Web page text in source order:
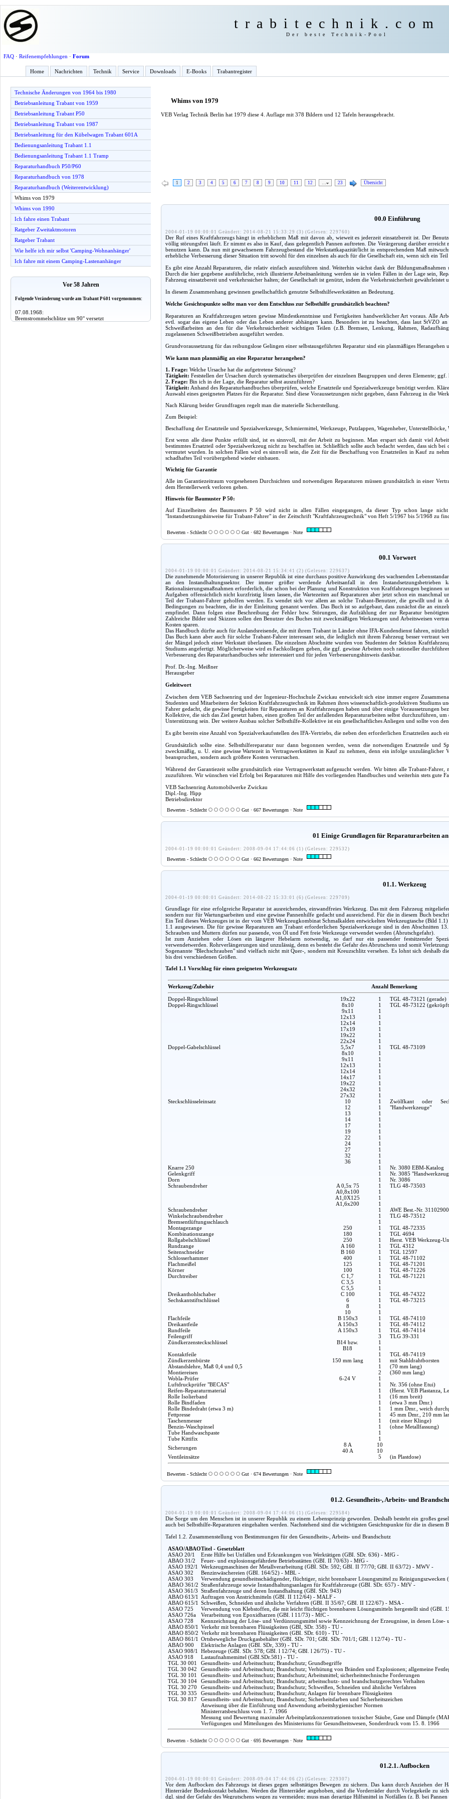
trabitechnik.com
Der beste Technik-Pool
FAQ· Reifenempfehlungen · Forum
Home Nachrichten Technik Service Downloads E-Books Trabantregister
Technische Änderungen von 1964 bis 1980
Betriebsanleitung Trabant von 1959
Betriebsanleitung Trabant P50
Betriebsanleitung Trabant von 1987
Betriebsanleitung für den Kübelwagen Trabant 601A
Bedienungsanleitung Trabant 1.1
Bedienungsanleitung Trabant 1.1 Tramp
Reparaturhandbuch P50/P60
Reparaturhandbuch von 1978
Reparaturhandbuch (Weiterentwicklung)
Whims von 1979
Whims von 1990
Ich fahre einen Trabant
Ratgeber Zweitaktmotoren
Ratgeber Trabant
Wie helfe ich mir selbst 'Camping-Wohnanhänger'
Ich fahre mit einem Camping-Lastenanhänger
Vor 58 Jahren
Folgende Veränderung wurde am Trabant P 601 vorgenommen:
07.08.1968:
Bremstrommelschlitze um 90° versetzt
Whims von 1979
VEB Verlag Technik Berlin hat 1979 diese 4. Auflage mit 378 Bildern und 12 Tafeln herausgebracht.
1 2 3 4 5 6 7 8 9 10 11 12 … 23 Übersicht
00.0 Einführung
2004-01-19 00:00:01 Geändert: 2014-08-21 15:33:29 (3) (Gelesen: 229760)
Der Ruf eines Kraftfahrzeugs hängt in erheblichem Maß mit davon ab, wieweit es jederzeit einsatzbereit ist. Der
völlig störungsfrei läuft. Er nimmt es also in Kauf, dass gelegentlich Pannen auftreten. Die Verärgerung darüber
benutzen kann. Da nun mit gewachsenem Fahrzeugbestand die Werkstattkapazität/licht in entsprechendem Maß
erhebliche Verbesserung dieser Situation tritt sowohl für den einzelnen als auch für die Gesellschaft ein, wenn sich ein Teil
Es gibt eine Anzahl Reparaturen, die relativ einfach auszuführen sind. Weiterhin wächst dank der
Durch die hier gegebene ausführliche, reich illustrierte Arbeitsanleitung werden sie in vielen Fällen in der Lage sein,
Fahrzeug einsatzbereit und verkehrssicher halten; der Gesellschaft ist genützt, indem die Verkehrssicherheit gewährleistet
In diesem Zusammenhang gewinnen gesellschaftlich genutzte Selbsthilfewerkstätten an Bedeutung.
Welche Gesichtspunkte sollte man vor dem Entschluss zur Selbsthilfe grundsätzlich beachten?
Reparaturen an Kraftfahrzeugen setzen gewisse Mindestkenntnisse und Fertigkeiten handwerklicher Art voraus. Alle
evtl. sogar das eigene Leben oder das Leben anderer abhängen kann. Besonders ist zu beachten, dass laut StVZO
Schweißarbeiten an den für die Verkehrssicherheit wichtigen Teilen (z.B. Bremsen, Lenkung, Rahmen,
zugelassenen Schweißbetrieben ausgeführt werden.
Grundvoraussetzung für das reibungslose Gelingen einer selbstausgeführten Reparatur sind ein planmäßiges
Wie kann man planmäßig an eine Reparatur herangehen?
1. Frage: Welche Ursache hat die aufgetretene Störung?
Tätigkeit: Feststellen der Ursachen durch systematisches überprüfen der einzelnen Baugruppen und deren Elemente; ggf.
2. Frage: Bin ich in der Lage, die Reparatur selbst auszuführen?
Tätigkeit: Anhand des Reparaturhandbuches überprüfen, welche Ersatzteile und Spezialwerkzeuge benötigt werden.
Auswahl eines geeigneten Platzes für die Reparatur. Sind diese Voraussetzungen nicht gegeben, dann Fahrzeug in die
Nach Klärung beider Grundfragen regelt man die materielle Sicherstellung.
Zum Beispiel:
Beschaffung der Ersatzteile und Spezialwerkzeuge, Schmiermittel, Werkzeuge, Putzlappen, Wagenheber,
Erst wenn alle diese Punkte erfüllt sind, ist es sinnvoll, mit der Arbeit zu beginnen. Man erspart sich damit viel
bestimmtes Ersatzteil oder Spezialwerkzeug nicht zu beschaffen ist. Schließlich sollte auch bedacht werden, dass sich
vermutet wurden. In solchen Fällen wird es sinnvoll sein, die Zeit für die Beschaffung von Ersatzteilen in Kauf zu
schadhaftes Teil vorübergehend wieder einbauen.
Wichtig für Garantie
Alle im Garantiezeitraum vorgesehenen Durchsichten und notwendigen Reparaturen müssen grundsätzlich in einer
dem Herstellerwerk verloren gehen.
Hinweis für Baumuster P 50:
Auf Einzelheiten des Baumusters P 50 wird nicht in allen Fällen eingegangen, da dieser Typ schon lange
"Instandsetzungshinweise für Trabant-Fahrer" in der Zeitschrift "Kraftfahrzeugtechnik" von Heft 5/1967 bis 5/1968 zu
Bewerten - Schlecht Gut · 682 Bewertungen · Note
00.1 Vorwort
2004-01-19 00:00:01 Geändert: 2014-08-21 15:34:41 (2) (Gelesen: 229637)
Die zunehmende Motorisierung in unserer Republik ist eine durchaus positive Auswirkung des wachsenden
an den Instandhaltungssektor. Der immer größer werdende Arbeitsanfall in den
Rationalisierungsmaßnahmen erforderlich, die schon bei der Planung und Konstruktion von Kraftfahrzeugen beginnen
Aufgaben offensichtlich nicht kurzfristig lösen lassen, die Wartezeiten auf Reparaturen aber jetzt schon ein manchmal
Teil der Trabant-Fahrer geholfen werden. Es wendet sich vor allem an solche Trabant-Benutzer, die gewillt und in
Bedingungen zu beachten, die in der Einleitung genannt werden. Das Buch ist so aufgebaut, dass zunächst die an
empfindet. Dann folgen eine Beschreibung der Fehler bzw. Störungen, die Aufzählung der zur Reparatur
Zahlreiche Bilder und Skizzen sollen den Benutzer des Buches mit zweckmäßigen Werkzeugen und Arbeitsweisen
Kosten sparen.
Das Handbuch dürfte auch für Auslandsreisende, die mit ihrem Trabant in Länder ohne IFA-Kundendienst fahren, nützlich
Das Buch kann aber auch für solche Trabant-Fahrer interessant sein, die lediglich mit ihrem Fahrzeug besser vertraut
der Mängel jedoch einer Werkstatt überlassen. Die einzelnen Abschnitte wurden von Studenten der Sektion
Studiums angefertigt. Möglicherweise wird es Fachkollegen geben, die ggf. gewisse Arbeiten noch rationeller
Verbesserung des Reparaturhandbuches sehr interessiert und für jeden Verbesserungshinweis dankbar.
Prof. Dr.-Ing. Meißner
Herausgeber
Geleitwort
Zwischen dem VEB Sachsenring und der Ingenieur-Hochschule Zwickau entwickelt sich eine immer engere
Studenten und Mitarbeitern der Sektion Kraftfahrzeugtechnik im Rahmen ihres wissenschaftlich-produktiven Studiums
Fahrer gedacht, die gewisse Fertigkeiten für Reparaturen an Kraftfahrzeugen haben und über einige Voraussetzungen
Kollektive, die sich das Ziel gesetzt haben, einen großen Teil der anfallenden Reparaturarbeiten selbst durchzuführen,
Unterstützung sein. Der weitere Ausbau solcher Selbsthilfe-Kollektive ist ein gesellschaftliches Anliegen und sollte von
Es gibt bereits eine Anzahl von Spezialverkaufsstellen des IFA-Vertriebs, die neben den erforderlichen Ersatzteilen auch
Grundsätzlich sollte eine. Selbsthilfereparatur nur dann begonnen werden, wenn die notwendigen Ersatzteile und
zweckmäßig, u. U. eine gewisse Wartezeit in Vertragswerkstätten in Kauf zu nehmen, denn ein infolge
beanspruchen, sondern auch größere Kosten verursachen.
Während der Garantiezeit sollte grundsätzlich eine Vertragswerkstatt aufgesucht werden. Wir bitten alle Trabant-
zuzuführen. Wir wünschen viel Erfolg bei Reparaturen mit Hilfe des vorliegenden Handbuches und weiterhin stets gute
VEB Sachsenring Automobilwerke Zwickau
Dipl.-Ing. Hipp
Betriebsdirektor
Bewerten - Schlecht Gut · 667 Bewertungen · Note
01 Einige Grundlagen für Reparaturarbeiten
2004-01-19 00:00:01 Geändert: 2008-09-04 17:44:06 (1) (Gelesen: 229532)
Bewerten - Schlecht Gut · 662 Bewertungen · Note
01.1. Werkzeug
2004-01-19 00:00:01 Geändert: 2014-08-22 15:33:01 (6) (Gelesen: 229709)
Grundlage für eine erfolgreiche Reparatur ist ausreichendes, einwandfreies Werkzeug. Das mit dem Fahrzeug
sondern nur für Wartungsarbeiten und eine gewisse Pannenhilfe gedacht und ausreichend. Für die in diesem Buch
Ein Teil dieses Werkzeuges ist in der vom VEB Werkzeugkombinat Schmalkalden entwickelten Werkzeugtasche (Bild
1.1 ausgewiesen. Die für gewisse Reparaturen am Trabant erforderlichen Spezialwerkzeuge sind in den Abschnitten
Schrauben und Muttern dürfen nur passende, von Öl und Fett freie Werkzeuge verwendet werden (Abrutschgefahr).
Ist zum Anziehen oder Lösen ein längerer Hebelarm notwendig, so darf nur ein passender festsitzender
verwendetwerden. Rohrverlängerungen sind unzulässig, denn es besteht die Gefahr des Abrutschens und somit
Sogenannte "Blechschrauben" sind vielfach nicht mit Quer-, sondern mit Kreuzschlitz versehen. Es lohnt sich deshalb
bis drei verschiedenen Größen.
Tafel 1.1 Vorschlag für einen geeigneten Werkzeugsatz
Werkzeug/Zubehör Anzahl Bemerkung
Doppel-Ringschlüssel 19x22 1
TGL 48-73121 (gerade)
Doppel-Ringschlüssel
8x10
9x11
12x13
12x14
17x19
19x22
22x24
1
1
1
1
1
1
1
TGL 48-73122
Doppel-Gabelschlüssel
5,5x7
8x10
9x11
12x13
12x14
14x17
19x22
24x32
27x32
1
1
1
1
1
1
1
1
1
TGL 48-73109
Steckschlüsseleinsatz
10
12
13
14
17
19
22
24
27
32
36
1
1
1
1
1
1
1
1
1
1
1
Zwölfkant oder
"Handwerkzeuge"
Knarre 250 1
Nr. 3080 EBM-Katalog
Gelenkgriff
1
Nr. 3085
Dorn
1
Nr. 3086
Schraubendreher
A 0,5x 75
A0,8x100
A1,0X125
A1,6x200
1
1
1
1
TLG 48-73503
Schraubendreher 1
AWE Best.-Nr.
Winkelschraubendreher
1
TLG 48-73512
Bremsentlüftungsschlauch
1
Montagezange
250 1
TGL 48-72335
Kombinationszange
180 1
TGL 4694
Rollgabelschlüssel
250 1
Herst. VEB Werkzeug-
Rundzange
A 160 1
TGL 4312
Seitenschneider
B 160 1
TGL 12597
Schlosserhammer
400 1
TGL 48-71102
Flachmeißel
125 1
TGL 48-71201
Körner
100 1
TGL 48-71226
Durchtreiber
C 1,7
C 3,5
C 5,5
1
1
1
TGL 48-71221
Dreikanthohlschaber C 100 1
TGL 48-74322
Sechskantstiftschlüssel
6
8
10
1
1
1
TGL 48-73215
Flachfeile B 150x3 1
TGL 48-74110
Dreikantfeile
A 150x3 1
TGL 48-74112
Rundfeile
A 150x3 1
TGL 48-74114
Feilengriff
3
TLG 39-331
Zündkerzensteckschlüssel
B14 bzw.
B18
1
1
Kontaktfeile
1
TGL 48-74119
Zündkerzenbürste
150 mm lang 1
mit Stahldrahtborsten
Abstandslehre, Maß 0,4 und 0,5
1
(70 mm lang)
Montiereisen
2
(360 mm lang)
Wobla-Prüfer
6-24 V
1
Luftdruckprüfer "BECAS"
1
Nr. 356 (ohne Etui)
Reifen-Reparaturmaterial
1
(Herst. VEB Plastanza,
Rolle Isolierband
1
(16 mm breit)
Rolle Bindfaden
1
(etwa 3 mm Dmr.)
Rolle Bindedraht (etwa 3 m)
1
1 mm Dmr., weich
Fettpresse
1
45 mm Dmr., 210 mm
Taschenmesser
1
(mit einer Klinge)
Benzin-Waschpinsel
1
(ohne Metallfassung)
Tube Handwaschpaste
1
Tube Kittifix
1
Sicherungen
8 A
40 A
10
10
Ventileinsätze
5 (in Plastdose)
Bewerten - Schlecht Gut · 674 Bewertungen · Note
01.2. Gesundheits-, Arbeits- und
2004-01-19 00:00:01 Geändert: 2008-09-04 17:44:06 (1) (Gelesen: 229584)
Die Sorge um den Menschen ist in unserer Republik zu einem Lebensprinzip geworden. Deshalb besteht ein großes
auch bei Selbsthilfe-Reparaturen eingehalten werden. Nachstehend sind die wichtigsten Gesichtspunkte für die in diesem
Tafel 1.2. Zusammenstellung von Bestimmungen für den Gesundheits-, Arbeits- und Brandschutz
ASAO/ABAOTitel - Gesetzblatt
ASAO 20/1
Erste Hilfe bei Unfällen und Erkrankungen von Werktätigen (GBI. SDr. 636) - MfG -
ABAO 31/2
Feuer- und explosionsgefährdete Betriebsstätten (GBI. II 70/63) - MfG -
ASAO 192/1
Werkzeugmaschinen der Metallverarbeitung (GBI. SDr. 592; GBI. II 77/70; GBI. II 63/72) - MWV -
ASAO 302
Benzinwäschereien (GBI. 164/52) - MBL -
ASAO 303
Verwendung gesundheitsschädigender, flüchtiger, nicht brennbarer Lösungsmittel zu
ABAO 361/2 Straßenfahrzeuge sowie Instandhaltungsanlagen für Kraftfahrzeuge (GBI. SDr. 657) - MfV -
ASAO 361/3 Straßenfahrzeuge und deren Instandhaltung (GBI. SDr. 943)
ABAO 613/1
Auftragen von Anstrichmitteln (GBI. II 112/64) - MALF -
ABAO 615/1 Schweißen, Schneiden und ähnliche Verfahren (GBI. II 35/67; GBI. II 122/67) - MSA -
ASAO 725
Verwendung von Klebstoffen, die mit leicht flüchtigen brennbaren Lösungsmitteln hergestellt sind (GBI.
ASAO 726a
Verarbeitung von Epoxidharzen (GBI. l 11/73) - MfC -
ASAO 728
Kennzeichnung der Löse- und Verdünnungsmittel sowie Kennzeichnung der Erzeugnisse, in denen
ABAO 850/1 Verkehr mit brennbaren Flüssigkeiten (GBI, SDr. 358) - TU -
ABAO 850/2 Verkehr mit brennbaren Flüssigkeiten (GBI. SDr. 610) - TU -
ABAO 861/1 Ortsbewegliche Druckgasbehälter (GBI. SDr. 701; GBI. SDr. 701/1; GBI. l 12/74) - TU -
ABAO 900
Elektrische Anlagen (GBI. SDr, 339) - TU -
ASAO 908/1
Hebezeuge (GBI. SDr. 578; GBI. l 12/74; GBI. l 26/75) - TU -
ASAO 918
Lastaufnahmemittel (GBI.SDr.581) - TU -
TGL 30 001
Gesundheits- und Arbeitsschutz; Brandschutz; Grundbegriffe
TGL 30 042
Gesundheits- und Arbeitsschutz; Brandschutz; Verhütung von Bränden und Explosionen; allgemeine
TGL 30 101
Gesundheits- und Arbeitsschutz; Brandschutz; Arbeitsmittel; sicherheitstechnische Forderungen
TGL 30 104
Gesundheits- und Arbeitsschutz; Brandschutz; arbeitsschutz- und brandschutzgerechtes Verhalten
TGL 30 270
Gesundheits- und Arbeitsschutz; Brandschutz; Schweißen, Schneiden und ähnliche Verfahren
TGL 30 335
Gesundheits- und Arbeitsschutz; Brandschutz; Anlagen für brennbare Flüssigkeiten
TGL 30 817
Gesundheits- und Arbeitsschutz; Brandschutz; Sicherheitsfarben und Sicherheitszeichen
Anweisung über die Einführung und Anwendung arbeitshygienischer Normen
Ministerratsbeschluss vom 1. 7. 1966
Messung und Bewertung maximaler Arbeitsplatzkonzentrationen toxischer Stäube, Gase und Dämpfe
Verfügungen und Mitteilungen des Ministeriums für Gesundheitswesen, Sonderdruck vom 15. 8. 1966
Bewerten - Schlecht Gut · 695 Bewertungen · Note
01.2.1. Aufbocken
2004-01-19 00:00:01 Geändert: 2008-09-04 17:44:06 (2) (Gelesen: 229307)
Vor dem Aufbocken des Fahrzeugs ist dieses gegen selbsttätiges Bewegen zu sichern. Das kann durch Anziehen der
Hinterräder Bodenkontakt behalten. Werden die Hinterräder angehoben, sind die Vorderräder durch Vorlegekeile zu
dgl. sind der Gefahr des Wegrutschens wegen zu vermeiden; muss man derartige Hilfsmittel in Notfällen (z. B. bei